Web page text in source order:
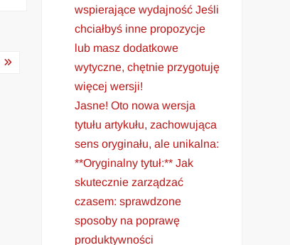
wspierające wydajność Jeśli
chciałbyś inne propozycje
lub masz dodatkowe
wytyczne, chętnie przygotuję
więcej wersji!
Jasne! Oto nowa wersja
tytułu artykułu, zachowująca
sens oryginału, ale unikalna:
**Oryginalny tytuł:** Jak
skutecznie zarządzać
czasem: sprawdzone
sposoby na poprawę
produktywności